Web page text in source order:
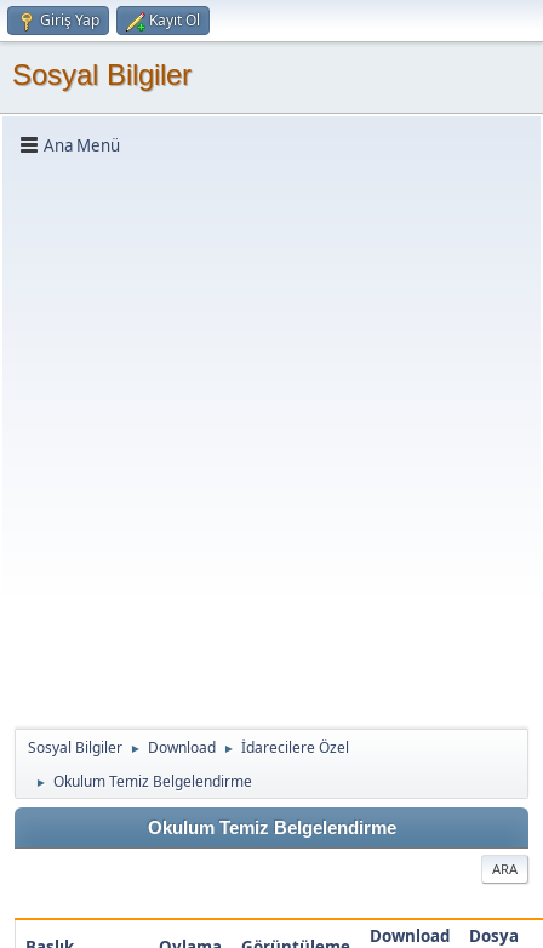
Giriş Yap Kayıt Ol
Sosyal Bilgiler
Ana Menü
Sosyal Bilgiler ► Download ► İdarecilere Özel
► Okulum Temiz Belgelendirme
Okulum Temiz Belgelendirme
ARA
Download
Dosya